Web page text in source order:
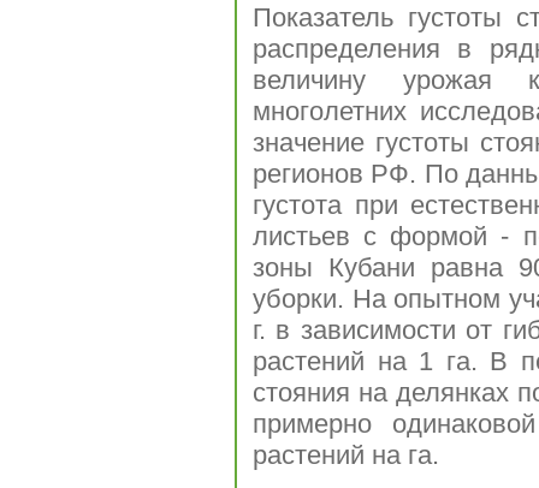
Показатель густоты
распределения в
величину урожая
многолетних
значение густоты
регионов РФ. По
густота при
листьев с формой -
зоны Кубани равна
уборки. На опытном
г. в зависимости от
растений на 1 га. В
стояния на делянках
примерно
растений на га.